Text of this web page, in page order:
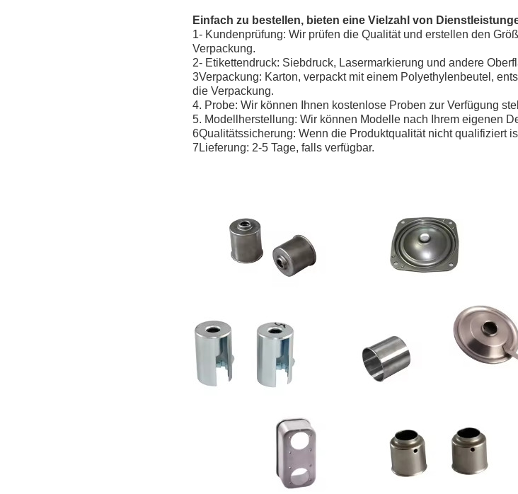
Einfach zu bestellen, bieten eine Vielzahl von
1- Kundenprüfung: Wir prüfen die Qualität und erstellen den
Verpackung.
2- Etikettendruck: Siebdruck, Lasermarkierung und andere
3Verpackung: Karton, verpackt mit einem Polyethylenbeutel,
die Verpackung.
4. Probe: Wir können Ihnen kostenlose Proben zur Verfügung
5. Modellherstellung: Wir können Modelle nach Ihrem eigenen
6Qualitätssicherung: Wenn die Produktqualität nicht qualifiziert
7Lieferung: 2-5 Tage, falls verfügbar.